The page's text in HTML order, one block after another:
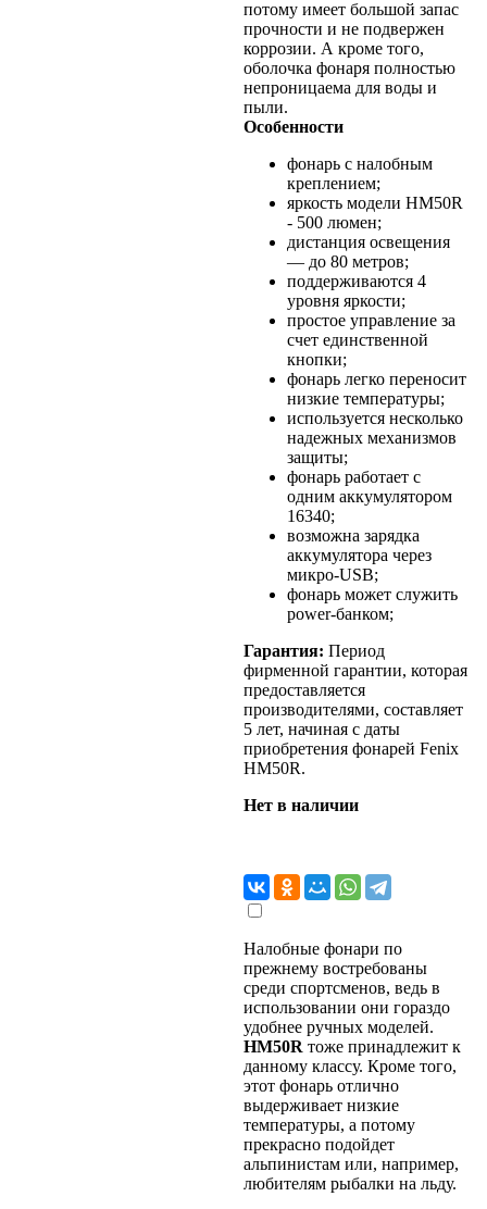
потому имеет большой запас
прочности и не подвержен
коррозии. А кроме того,
оболочка фонаря полностью
непроницаема для воды и
пыли.
Особенности
фонарь с налобным
креплением;
яркость модели HM50R
- 500 люмен;
дистанция освещения
— до 80 метров;
поддерживаются 4
уровня яркости;
простое управление за
счет единственной
кнопки;
фонарь легко переносит
низкие температуры;
используется несколько
надежных механизмов
защиты;
фонарь работает с
одним аккумулятором
16340;
возможна зарядка
аккумулятора через
микро-USB;
фонарь может служить
power-банком;
Гарантия: Период
фирменной гарантии, которая
предоставляется
производителями, составляет
5 лет, начиная с даты
приобретения фонарей Fenix
HM50R.
Нет в наличии
Налобные фонари по
прежнему востребованы
среди спортсменов, ведь в
использовании они гораздо
удобнее ручных моделей.
HM50R тоже принадлежит к
данному классу. Кроме того,
этот фонарь отлично
выдерживает низкие
температуры, а потому
прекрасно подойдет
альпинистам или, например,
любителям рыбалки на льду.